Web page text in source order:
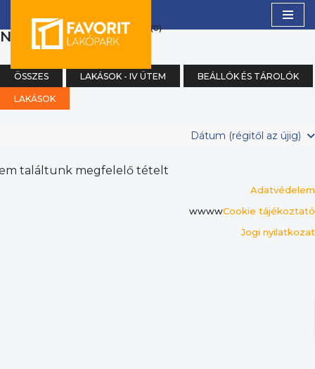
content
NAPPALI + 2 SZOBA (0)
ÖSSZES LAKÁSOK - IV ÜTEM BEÁLLÓK ÉS TÁROLÓK
LAKÁSOK
Dátum (régitől az újig)
találtunk megfelelő tételt
Adatvédelem
wwwwCookie tájékoztató
Jogi nyilatkozat